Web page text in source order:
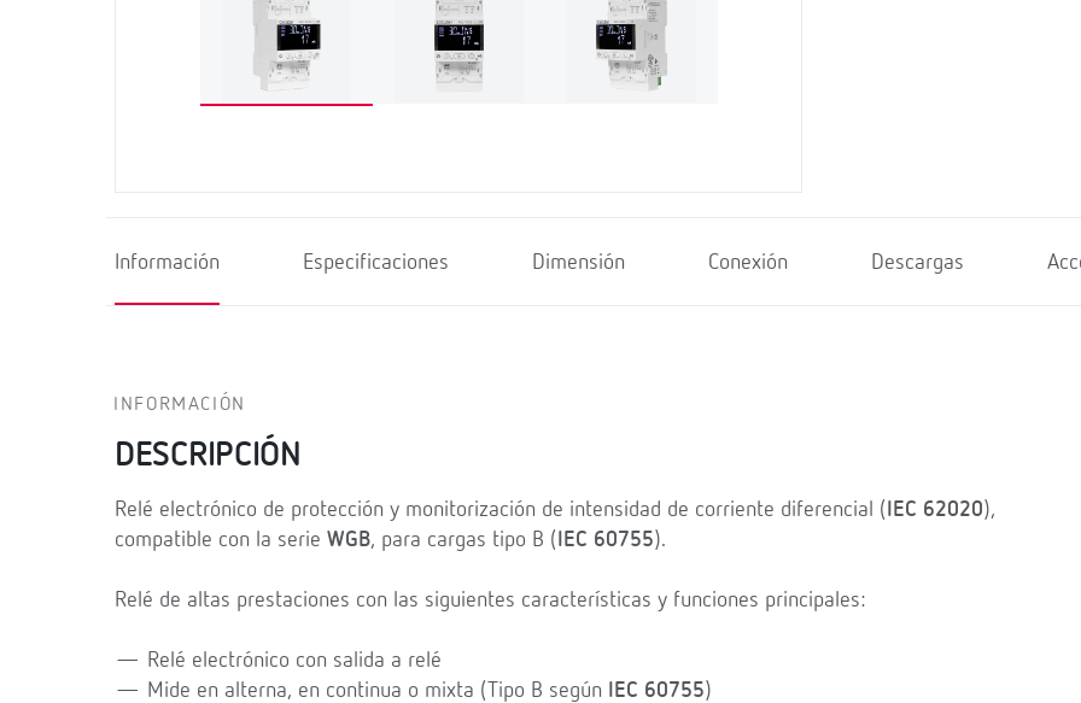
Información Especificaciones Dimensión Conexión Descargas
INFORMACIÓN
DESCRIPCIÓN
Relé electrónico de protección y monitorización de intensidad de corriente diferencial ( IEC 62020),
compatible con la serie WGB, para cargas tipo B ( IEC 60755).
Relé de altas prestaciones con las siguientes características y funciones principales:
— Relé electrónico con salida a relé
— Mide en alterna, en continua o mixta (Tipo B según IEC 60755)